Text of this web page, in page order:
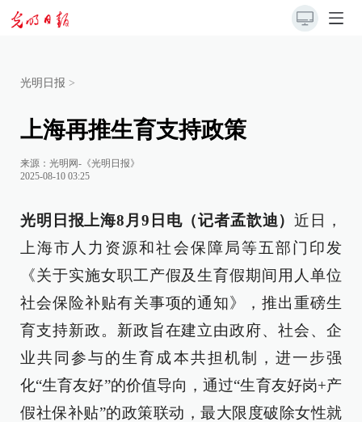
光明日报 >
上海再推生育支持政策
来源： 光明网-《光明日报》
2025-08-10 03:25
光明日报上海8月9日电（记者孟歆迪）近日，
上海市人力资源和社会保障局等五部门印发
《关于实施女职工产假及生育假期间用人单位
社会保险补贴有关事项的通知》，推出重磅生
育支持新政。新政旨在建立由政府、社会、企
业共同参与的生育成本共担机制，进一步强
化“生育友好”的价值导向，通过“生育友好岗+产
假社保补贴”的政策联动，最大限度破除女性就